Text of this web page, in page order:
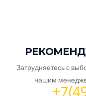
Затрудняетесь с
нашим